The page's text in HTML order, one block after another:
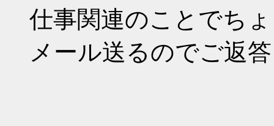
仕事関連のことでち
メール送るのでご返